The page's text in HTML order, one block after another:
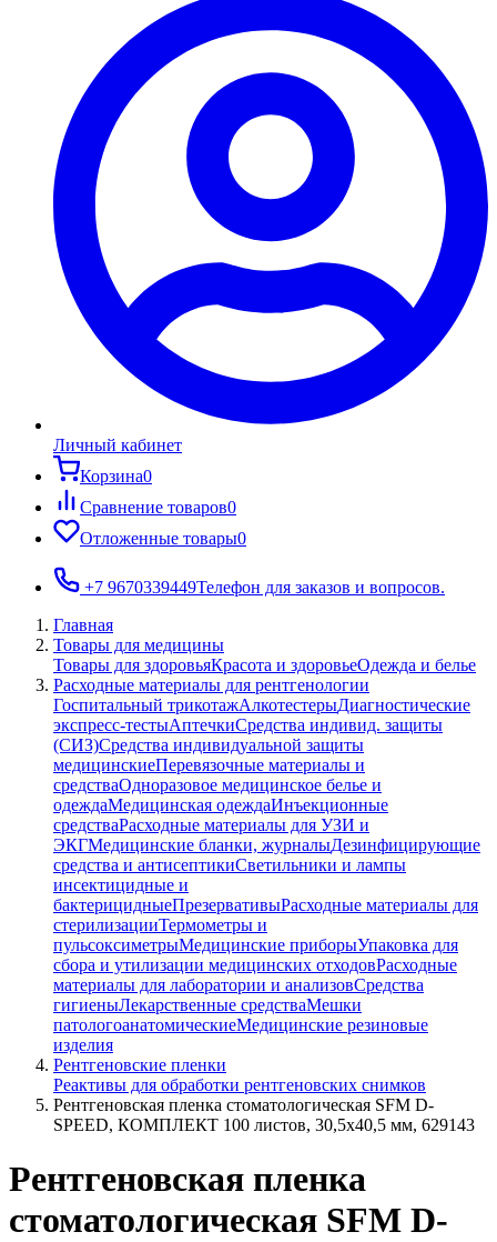
Личный кабинет
Корзина0
Сравнение товаров0
Отложенные товары0
+7 9670339449Телефон для заказов и вопросов.
Главная
Товары для медицины
Товары для здоровьяКрасота и здоровьеОдежда и белье
Расходные материалы для рентгенологии
Госпитальный трикотажАлкотестерыДиагностические
экспресс-тестыАптечкиСредства индивид. защиты
(СИЗ)Средства индивидуальной защиты
медицинскиеПеревязочные материалы и
средстваОдноразовое медицинское белье и
одеждаМедицинская одеждаИнъекционные
средстваРасходные материалы для УЗИ и
ЭКГМедицинские бланки, журналыДезинфицирующие
средства и антисептикиСветильники и лампы
инсектицидные и
бактерицидныеПрезервативыРасходные материалы для
стерилизацииТермометры и
пульсоксиметрыМедицинские приборыУпаковка для
сбора и утилизации медицинских отходовРасходные
материалы для лаборатории и анализовСредства
гигиеныЛекарственные средстваМешки
патологоанатомическиеМедицинские резиновые
изделия
Рентгеновские пленки
Реактивы для обработки рентгеновских снимков
Рентгеновская пленка стоматологическая SFM D-
SPEED, КОМПЛЕКТ 100 листов, 30,5х40,5 мм, 629143
Рентгеновская пленка
стоматологическая SFM D-